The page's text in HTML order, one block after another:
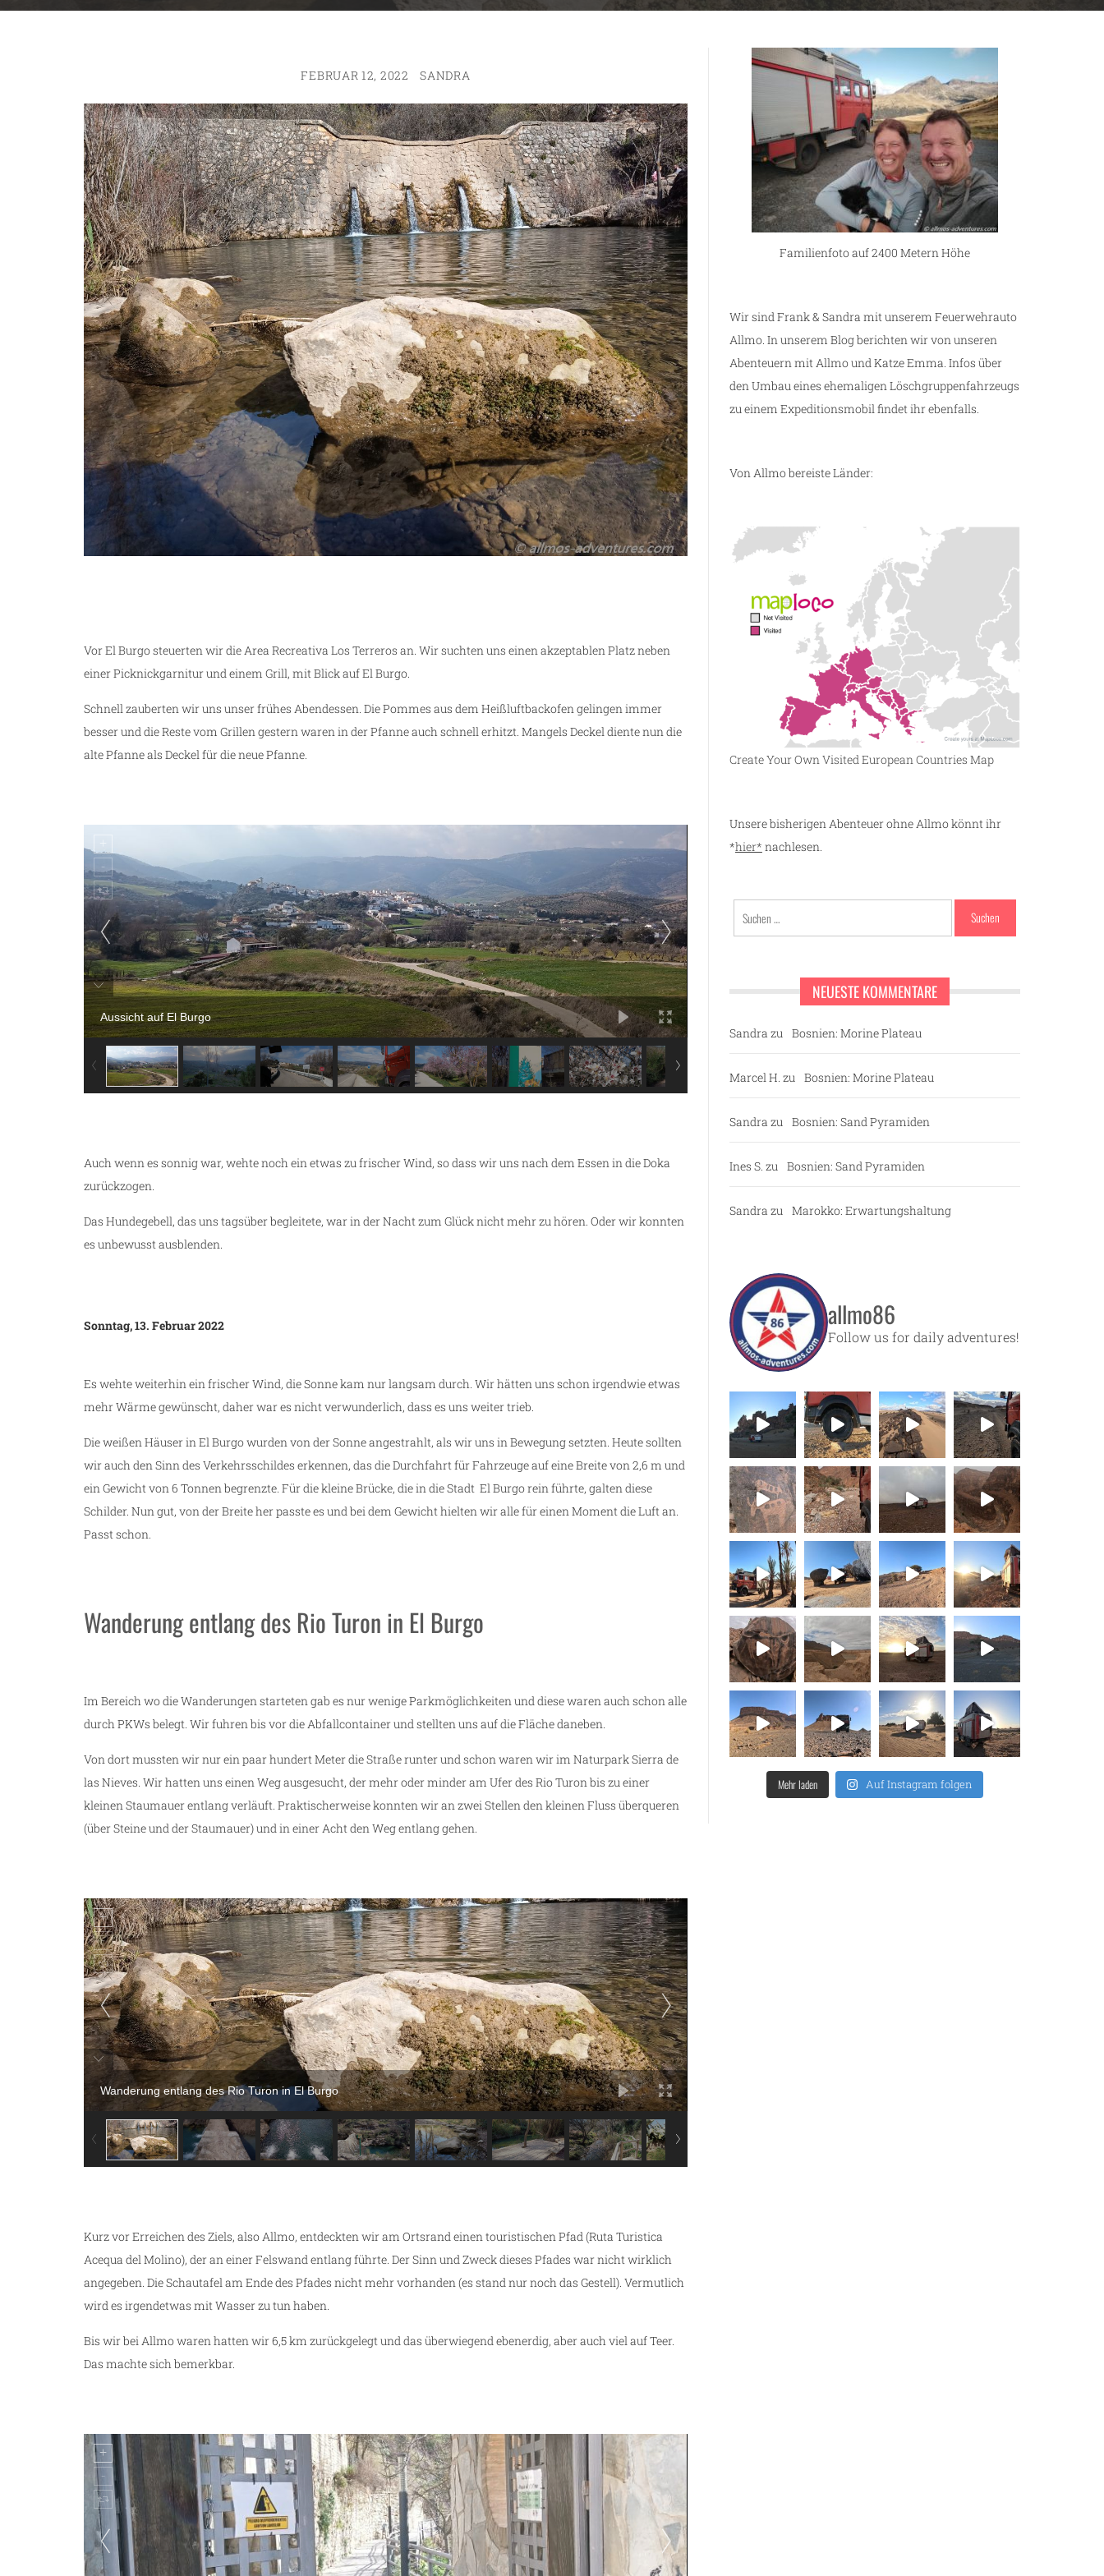
FEBRUAR 12, 2022 SANDRA
Vor El Burgo steuerten wir die Area Recreativa Los Terreros an. Wir suchten uns einen akzeptablen Platz neben
einer Picknickgarnitur und einem Grill, mit Blick auf El Burgo.
Schnell zauberten wir uns unser frühes Abendessen. Die Pommes aus dem Heißluftbackofen gelingen immer
besser und die Reste vom Grillen gestern waren in der Pfanne auch schnell erhitzt. Mangels Deckel diente nun die
alte Pfanne als Deckel für die neue Pfanne.
Aussicht auf El Burgo
Auch wenn es sonnig war, wehte noch ein etwas zu frischer Wind, so dass wir uns nach dem Essen in die Doka
zurückzogen.
Das Hundegebell, das uns tagsüber begleitete, war in der Nacht zum Glück nicht mehr zu hören. Oder wir konnten
es unbewusst ausblenden.
Sonntag, 13. Februar 2022
Es wehte weiterhin ein frischer Wind, die Sonne kam nur langsam durch. Wir hätten uns schon irgendwie etwas
mehr Wärme gewünscht, daher war es nicht verwunderlich, dass es uns weiter trieb.
Die weißen Häuser in El Burgo wurden von der Sonne angestrahlt, als wir uns in Bewegung setzten. Heute sollten
wir auch den Sinn des Verkehrsschildes erkennen, das die Durchfahrt für Fahrzeuge auf eine Breite von 2,6 m und
ein Gewicht von 6 Tonnen begrenzte. Für die kleine Brücke, die in die Stadt El Burgo rein führte, galten diese
Schilder. Nun gut, von der Breite her passte es und bei dem Gewicht hielten wir alle für einen Moment die Luft an.
Passt schon.
Wanderung entlang des Rio Turon in El Burgo
Im Bereich wo die Wanderungen starteten gab es nur wenige Parkmöglichkeiten und diese waren auch schon alle
durch PKWs belegt. Wir fuhren bis vor die Abfallcontainer und stellten uns auf die Fläche daneben.
Von dort mussten wir nur ein paar hundert Meter die Straße runter und schon waren wir im Naturpark Sierra de
las Nieves. Wir hatten uns einen Weg ausgesucht, der mehr oder minder am Ufer des Rio Turon bis zu einer
kleinen Staumauer entlang verläuft. Praktischerweise konnten wir an zwei Stellen den kleinen Fluss überqueren
(über Steine und der Staumauer) und in einer Acht den Weg entlang gehen.
Wanderung entlang des Rio Turon in El Burgo
Kurz vor Erreichen des Ziels, also Allmo, entdeckten wir am Ortsrand einen touristischen Pfad (Ruta Turistica
Acequa del Molino), der an einer Felswand entlang führte. Der Sinn und Zweck dieses Pfades war nicht wirklich
angegeben. Die Schautafel am Ende des Pfades nicht mehr vorhanden (es stand nur noch das Gestell). Vermutlich
wird es irgendetwas mit Wasser zu tun haben.
Bis wir bei Allmo waren hatten wir 6,5 km zurückgelegt und das überwiegend ebenerdig, aber auch viel auf Teer.
Das machte sich bemerkbar.
Familienfoto auf 2400 Metern Höhe
Wir sind Frank & Sandra mit unserem Feuerwehrauto
Allmo. In unserem Blog berichten wir von unseren
Abenteuern mit Allmo und Katze Emma. Infos über
den Umbau eines ehemaligen Löschgruppenfahrzeugs
zu einem Expeditionsmobil findet ihr ebenfalls.
Von Allmo bereiste Länder:
Create Your Own Visited European Countries Map
Unsere bisherigen Abenteuer ohne Allmo könnt ihr
*hier* nachlesen.
Suchen
nach:
NEUESTE KOMMENTARE
Sandra zu Bosnien: Morine Plateau
Marcel H. zu Bosnien: Morine Plateau
Sandra zu Bosnien: Sand Pyramiden
Ines S. zu Bosnien: Sand Pyramiden
Sandra zu Marokko: Erwartungshaltung
allmo86
Follow us for daily adventures!
Mehr laden Auf Instagram folgen